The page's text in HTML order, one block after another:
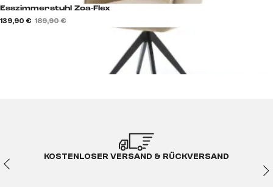
Esszimmerstuhl Zoa-Flex
139,90 € 189,90 €
KOSTENLOSER VERSAND & RÜCKVERSAND